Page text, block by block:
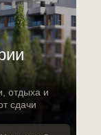
отдыха и
сдачи